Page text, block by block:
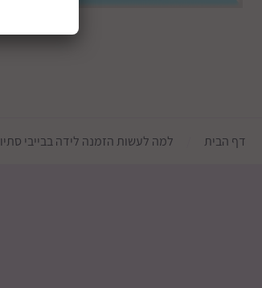
דף הבית למה לעשות הזמנה לידה בבייבי סתיו